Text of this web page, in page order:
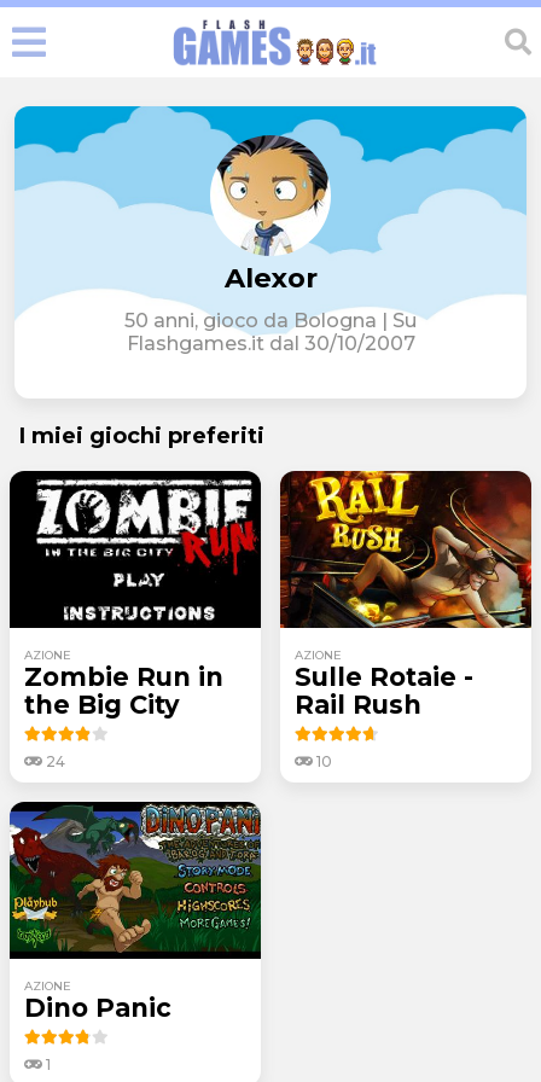
Alexor
50 anni, gioco da Bologna | Su
Flashgames.it dal 30/10/2007
I miei giochi preferiti
AZIONE
Zombie Run in
the Big City
24
AZIONE
Sulle Rotaie -
Rail Rush
10
AZIONE
Dino Panic
1